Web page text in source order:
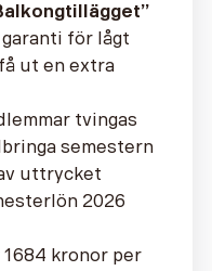
för lågt
ut en extra
tvingas
semestern
uttrycket
2026
kronor per